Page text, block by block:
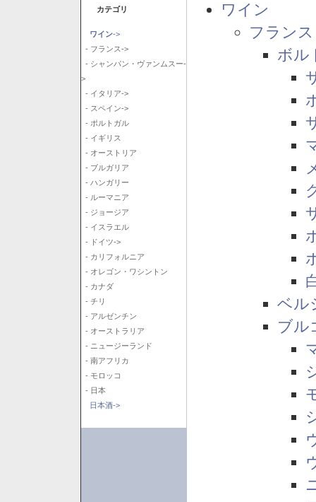
カテゴリ
ワイン->
- フランス->
- シャンパン・ヴァンムスー-
>
- イタリア->
- スペイン->
- ポルトガル
- イギリス
- オーストリア
- ブルガリア
- ハンガリー
- ルーマニア
- ジョージア
- イスラエル
- ドイツ->
- カリフォルニア
- オレゴン・ワシントン
- カナダ
- チリ
- アルゼンチン
- オーストラリア
- ニュージーランド
- 南アフリカ
- モロッコ
- 日本
日本酒->
ワイン
フランス
ボル
ベル
ブル